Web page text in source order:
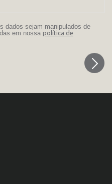
dados sejam manipulados de
em nossa política de